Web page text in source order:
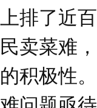
排了近
卖菜难
积极性